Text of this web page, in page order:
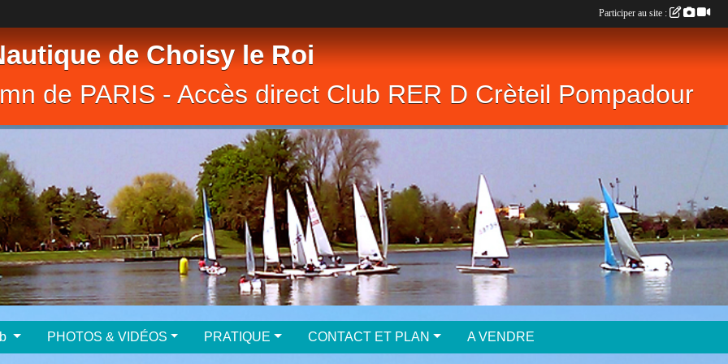
de Choisy le Roi
de PARIS - Accès direct Club RER D Crèteil Pompadour
PHOTOS & VIDÉOS PRATIQUE CONTACT ET PLAN A VENDRE
Participer au site :